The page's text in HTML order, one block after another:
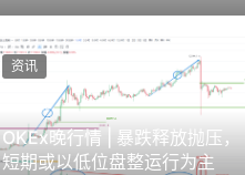
OKEx晚行情 | 暴跌释放抛压，
短期或以低位盘整运行为主
资讯